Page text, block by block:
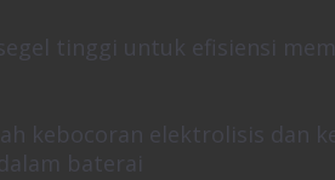
tinggi untuk efisiensi
kebocoran elektrolisis dan
baterai